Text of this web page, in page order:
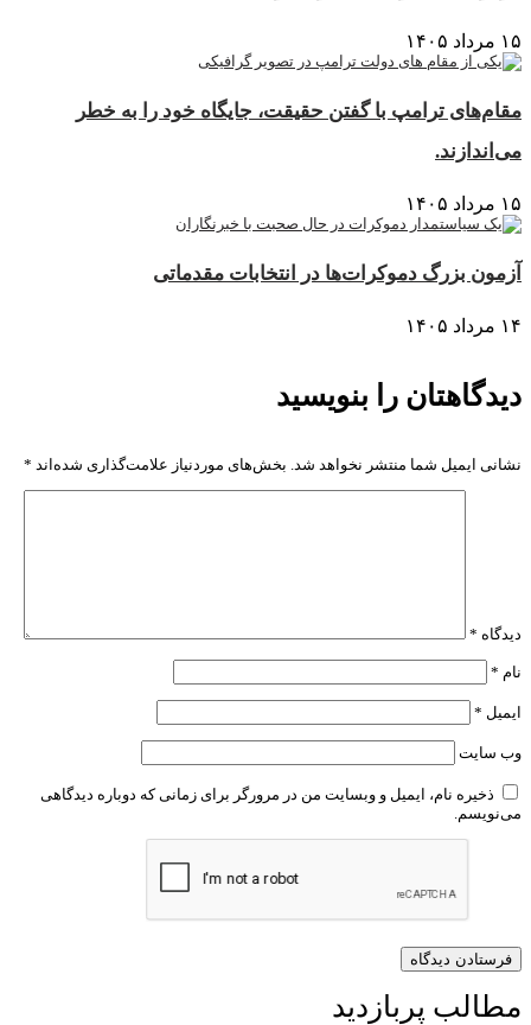
۱۵ مرداد ۱۴۰۵
مقام‌های ترامپ با گفتن حقیقت، جایگاه خود را به خطر
می‌اندازند.
۱۵ مرداد ۱۴۰۵
آزمون بزرگ دموکرات‌ها در انتخابات مقدماتی
۱۴ مرداد ۱۴۰۵
دیدگاهتان را بنویسید
نشانی ایمیل شما منتشر نخواهد شد. بخش‌های موردنیاز علامت‌گذاری شده‌اند *
دیدگاه *
نام *
ایمیل *
وب‌ سایت
ذخیره نام، ایمیل و وبسایت من در مرورگر برای زمانی که دوباره دیدگاهی
می‌نویسم.
مطالب پربازدید